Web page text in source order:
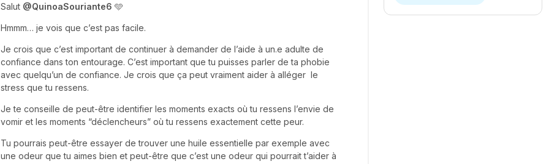
Salut @QuinoaSouriante6 🩵
Hmmm… je vois que c’est pas facile.
Je crois que c’est important de continuer à demander de l’aide à un.e adulte de
confiance dans ton entourage. C’est important que tu puisses parler de ta phobie
avec quelqu’un de confiance. Je crois que ça peut vraiment aider à alléger le
stress que tu ressens.
Je te conseille de peut-être identifier les moments exacts où tu ressens l’envie de
vomir et les moments “déclencheurs” où tu ressens exactement cette peur.
Tu pourrais peut-être essayer de trouver une huile essentielle par exemple avec
une odeur que tu aimes bien et peut-être que c’est une odeur qui pourrait t’aider à